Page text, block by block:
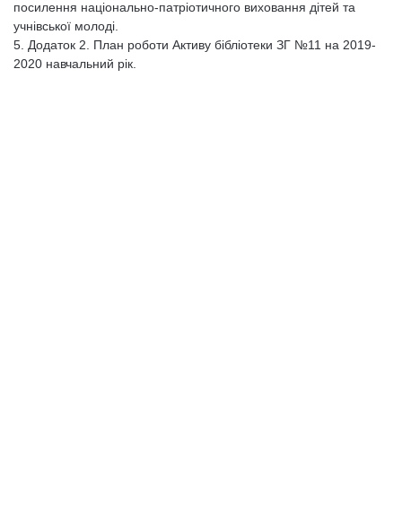
посилення національно-патріотичного виховання дітей та
учнівської молоді.
5. Додаток 2. План роботи Активу бібліотеки ЗГ №11 на 2019-
2020 навчальний рік.